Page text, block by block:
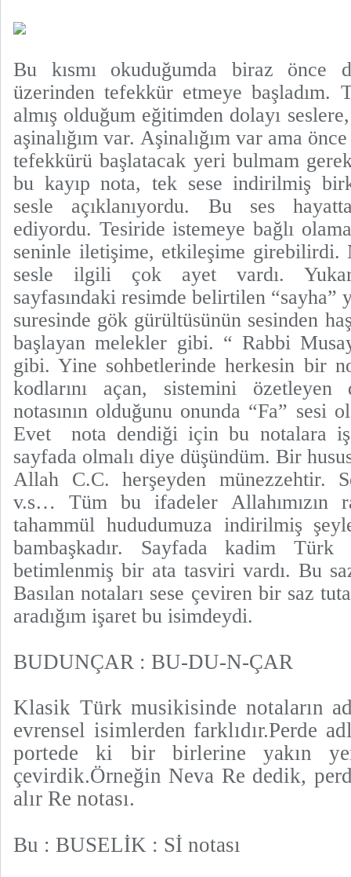
Bu kısmı okuduğumda biraz önce
üzerinden tefekkür etmeye başladım.
almış olduğum eğitimden dolayı
aşinalığım var. Aşinalığım var ama
tefekkürü başlatacak yeri bulmam
bu kayıp nota, tek sese indirilmiş
sesle açıklanıyordu. Bu ses
ediyordu. Tesiride istemeye bağlı
seninle iletişime, etkileşime girebilirdi.
sesle ilgili çok ayet vardı.
sayfasındaki resimde belirtilen “sayha”
suresinde gök gürültüsünün sesinden
başlayan melekler gibi. “ Rabbi
gibi. Yine sohbetlerinde herkesin bir
kodlarını açan, sistemini
notasının olduğunu onunda “Fa” sesi
Evet nota dendiği için bu notalara
sayfada olmalı diye düşündüm. Bir
Allah C.C. herşeyden münezzehtir.
v.s… Tüm bu ifadeler Allahımızın
tahammül hududumuza indirilmiş
bambaşkadır. Sayfada kadim
betimlenmiş bir ata tasviri vardı. Bu
Basılan notaları sese çeviren bir saz
aradığım işaret bu isimdeydi.
BUDUNÇAR : BU-DU-N-ÇAR
Klasik Türk musikisinde notaların
evrensel isimlerden farklıdır.Perde
portede ki bir birlerine yakın
çevirdik.Örneğin Neva Re dedik,
alır Re notası.
Bu : BUSELİK : Sİ notası